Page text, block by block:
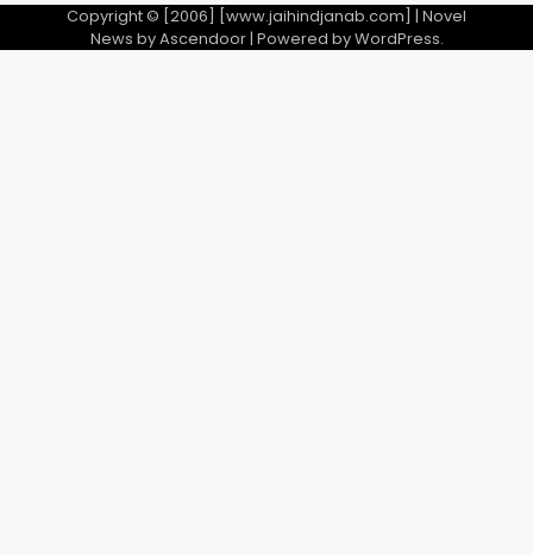
Copyright © [2006] [www.jaihindjanab.com] | Novel
News byAscendoor| Powered byWordPress.